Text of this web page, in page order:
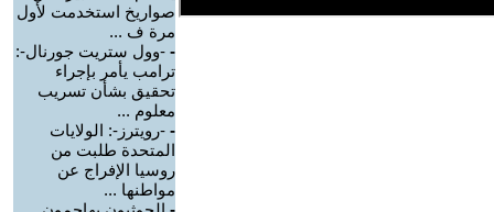
صواريخ استخدمت لأول
مرة ف ...
- -وول ستريت جورنال-:
ترامب يأمر بإجراء
تحقيق بشأن تسريب
معلوم ...
- -رويترز-: الولايات
المتحدة طلبت من
روسيا الإفراج عن
مواطنها ...